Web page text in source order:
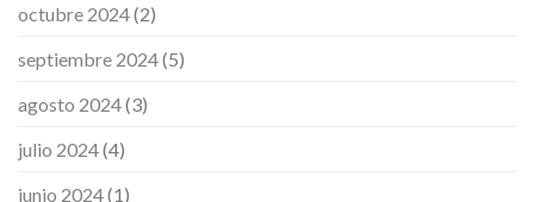
octubre 2024(2)
septiembre 2024(5)
agosto 2024(3)
julio 2024(4)
junio 2024(1)